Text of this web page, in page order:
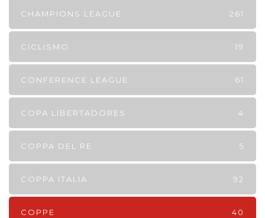
CHAMPIONS LEAGUE 261
CICLISMO 19
CONFERENCE LEAGUE 61
COPA LIBERTADORES 4
COPPA DEL RE 5
COPPA ITALIA 92
COPPE 40